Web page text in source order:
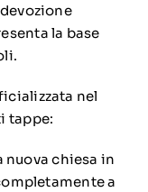
la base
nel
tappe:
nuova chiesa in
a